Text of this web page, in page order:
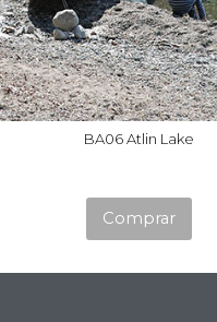
BA06 Atlin Lake
Comprar